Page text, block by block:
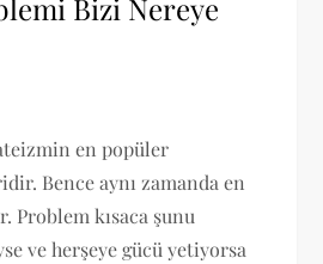
Bizi Nereye
en popüler
Bence aynı zamanda en
Problem kısaca şunu
ve herşeye gücü yetiyorsa